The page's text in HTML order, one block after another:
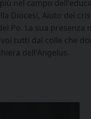
nel campo
Diocesi, Aiuto dei
Po. La sua
tutti dal colle che
dell'Angelus.